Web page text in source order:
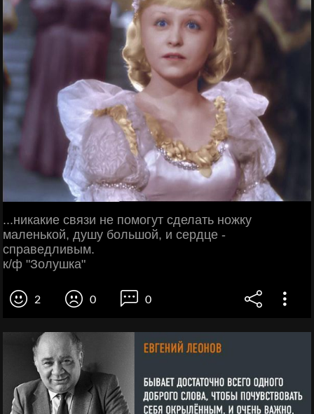
...никакие связи не помогут сделать ножку
маленькой, душу большой, и сердце -
справедливым.
к/ф "Золушка"
2 0 0